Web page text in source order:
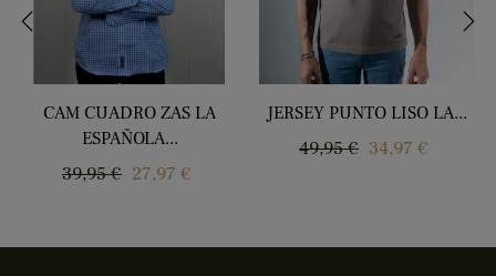
CAM CUADRO ZAS LA
ESPAÑOLA...
Regular
39,95 € Price
27,97 €
JERSEY PUNTO LISO LA...
Regular
49,95 € Price
34,97 €